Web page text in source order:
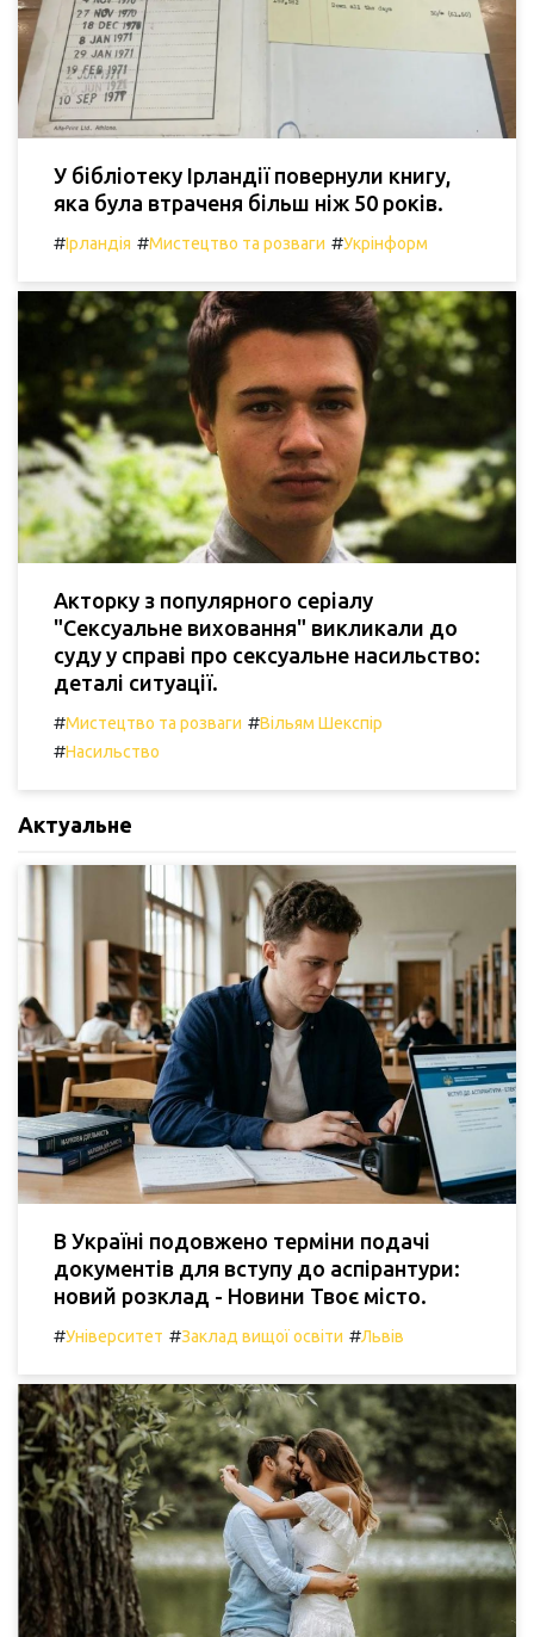
У бібліотеку Ірландії повернули книгу,
яка була втраченя більш ніж 50 років.
#Ірландія #Мистецтво та розваги #Укрінформ
Акторку з популярного серіалу
"Сексуальне виховання" викликали до
суду у справі про сексуальне насильство:
деталі ситуації.
#Мистецтво та розваги #Вільям Шекспір
#Насильство
Актуальне
В Україні подовжено терміни подачі
документів для вступу до аспірантури:
новий розклад - Новини Твоє місто.
#Університет #Заклад вищої освіти #Львів